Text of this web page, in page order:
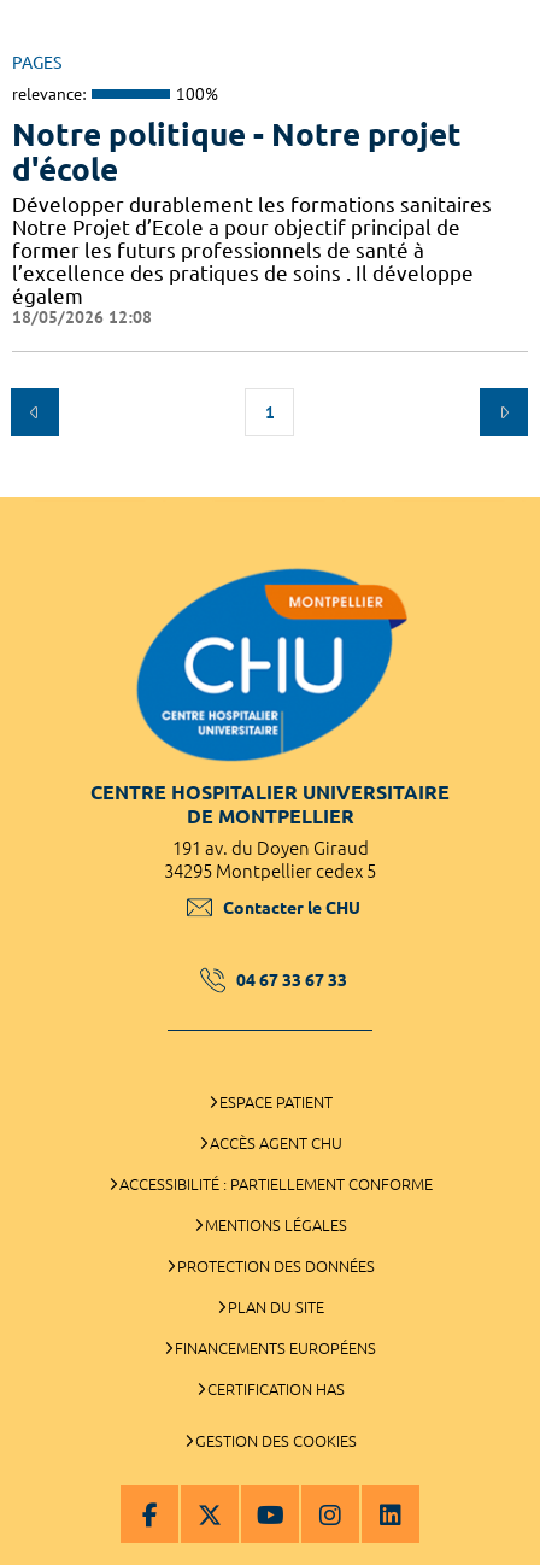
PAGES
relevance: 100%
Notre politique - Notre projet
d'école
Développer durablement les formations sanitaires
Notre Projet d’Ecole a pour objectif principal de
former les futurs professionnels de santé à
l’excellence des pratiques de soins . Il développe
égalem
18/05/2026 12:08
1
CENTRE HOSPITALIER UNIVERSITAIRE
DE MONTPELLIER
191 av. du Doyen Giraud
34295 Montpellier cedex 5
Contacter le CHU
04 67 33 67 33
ESPACE PATIENT
ACCÈS AGENT CHU
ACCESSIBILITÉ : PARTIELLEMENT CONFORME
MENTIONS LÉGALES
PROTECTION DES DONNÉES
PLAN DU SITE
FINANCEMENTS EUROPÉENS
CERTIFICATION HAS
GESTION DES COOKIES